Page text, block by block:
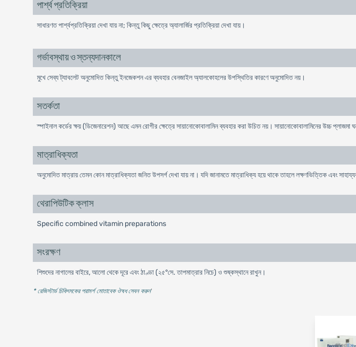
পার্শ্ব প্রতিক্রিয়া
সাধারণত পার্শ্বপ্রতিক্রিয়া দেখা যায় না; কিন্তু কিছু ক্ষেত্রে অ্যালার্জির প্রতিক্রিয়া দেখা যায়।
গর্ভাবস্থায় ও স্তন্যদানকালে
মুখে সেব্য ট্যাবলেট অনুমোদিত কিন্তু ইনজেকশন এর ব্যবহার বেনজাইল অ্যালকোহলের উপস্থিতির কারণে অনুমোদিত নয়।
সতর্কতা
স্পাইনাল কর্ডের ক্ষয় (ডিজেনারেশন) আছে এমন রোগীর ক্ষেত্রে সায়ানোকোবালামিন ব্যবহার করা উচিত নয়। সায়ানোকোবালামিনের উচ্চ
মাত্রাধিক্যতা
অনুমোদিত মাত্রায় তেমন কোন মাত্রাধিক্যতা জনিত উপসর্গ দেখা যায় না। যদি জানামতে মাত্রাধিক্য হয়ে থাকে তাহলে লক্ষণভিত্তিক এবং
থেরাপিউটিক ক্লাস
Specific combined vitamin preparations
সংরক্ষণ
শিশুদের নাগালের বাইরে, আলো থেকে দূরে এবং ঠাণ্ডা (২৫°সে. তাপমাত্রার নিচে) ও শুষ্কস্থানে রাখুন।
* রেজিস্টার্ড চিকিৎসকের পরামর্শ মোতাবেক ঔষধ সেবন করুন'